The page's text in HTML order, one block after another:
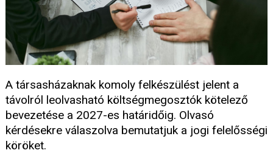
A társasházaknak komoly felkészülést jelent a
távolról leolvasható költségmegosztók kötelező
bevezetése a 2027-es határidőig. Olvasó
kérdésekre válaszolva bemutatjuk a jogi felelősségi
köröket.